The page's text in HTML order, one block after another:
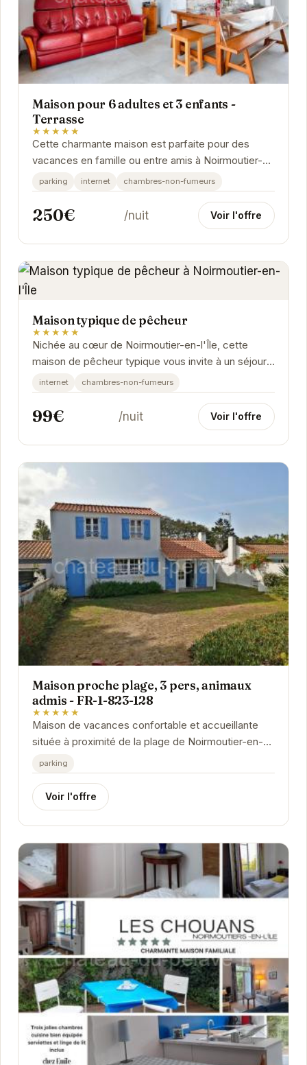
Maison pour 6 adultes et 3 enfants -
Terrasse
★★★★★
Cette charmante maison est parfaite pour des
vacances en famille ou entre amis à Noirmoutier-
en-l'Île. Avec sa capacité d'accueil de 6 adultes
et...
parking internet chambres-non-fumeurs
250€ /nuit Voir l'offre
Maison typique de pêcheur
★★★★★
Nichée au cœur de Noirmoutier-en-l'Île, cette
maison de pêcheur typique vous invite à un séjour
authentique et ressourçant. Son emplacement...
internet chambres-non-fumeurs
99€ /nuit Voir l'offre
Maison proche plage, 3 pers, animaux
admis - FR-1-823-128
★★★★★
Maison de vacances confortable et accueillante
située à proximité de la plage de Noirmoutier-en-
l'Île, idéale pour un séjour relaxant en...
parking
Voir l'offre